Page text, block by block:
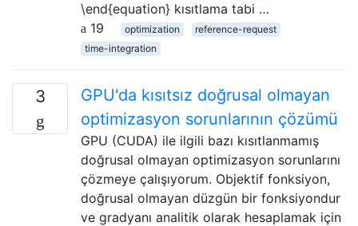
\end{equation} kısıtlama tabi …
19
optimization
reference-request
time-integration
3
GPU'da kısıtsız doğrusal olmayan
optimizasyon sorunlarının çözümü
GPU (CUDA) ile ilgili bazı kısıtlanmamış
doğrusal olmayan optimizasyon sorunlarını
çözmeye çalışıyorum. Objektif fonksiyon,
doğrusal olmayan düzgün bir fonksiyondur
ve gradyanı analitik olarak hesaplamak için